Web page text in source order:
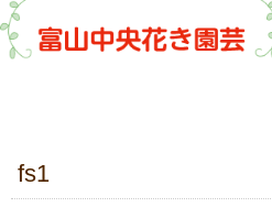
fs1